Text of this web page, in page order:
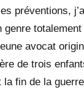
préventions,
genre totalement
avocat
de trois
la fin de la